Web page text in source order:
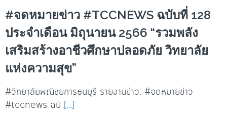
#จดหมายข่าว #TCCNEWS ฉบับที่ 128
ประจำเดือน มิถุนายน 2566 “รวมพลัง
เสริมสร้างอาชีวศึกษาปลอดภัย วิทยาลัย
แห่งความสุข”
#วิทยาลัยพณิชยการธนบุรี รายงานข่าว: #จดหมายข่าว
#tccnews ฉบั […]